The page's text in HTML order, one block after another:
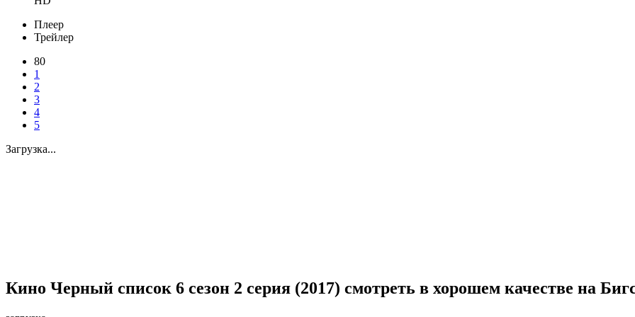
Плеер
Трейлер
80
1
2
3
4
5
Загрузка...
Кино Черный список 6 сезон 2 серия (2017) смотреть в хорошем качестве на